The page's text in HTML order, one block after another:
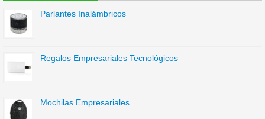
Parlantes Inalámbricos
Regalos Empresariales Tecnológicos
Mochilas Empresariales